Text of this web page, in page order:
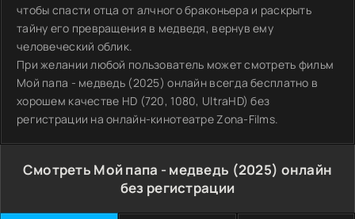
чтобы спасти отца от алчного браконьера и раскрыть
тайну его превращения в медведя, вернув ему
человеческий облик.
При желании любой пользователь может смотреть фильм
Мой папа - медведь (2025) онлайн всегда бесплатно в
хорошем качестве HD (720, 1080, UltraHD) без
регистрации на онлайн-кинотеатре Zona-Films.
Смотреть Мой папа - медведь (2025) онлайн
без регистрации